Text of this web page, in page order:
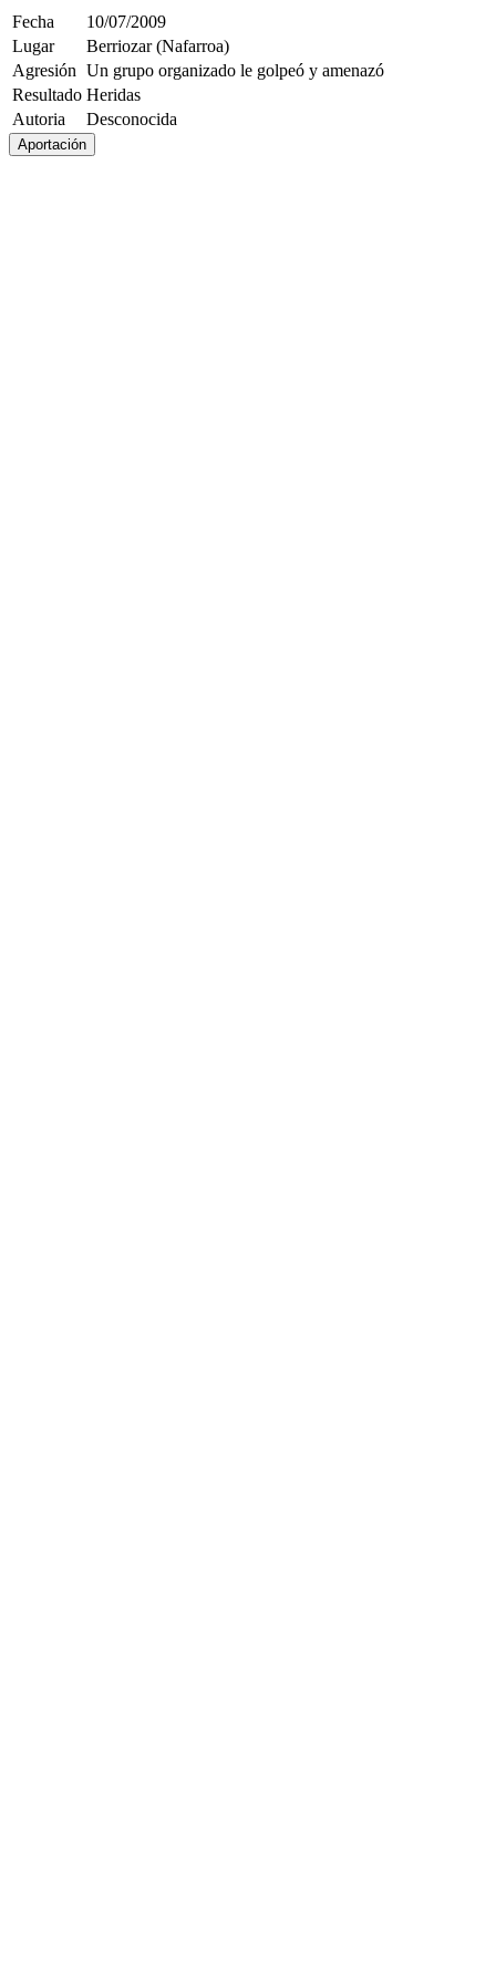
Fecha
10/07/2009
Lugar
Berriozar (Nafarroa)
Agresión Un grupo organizado le golpeó y amenazó
Resultado Heridas
Autoria
Desconocida